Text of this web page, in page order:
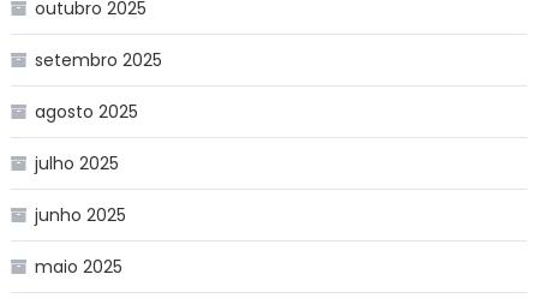
outubro 2025
setembro 2025
agosto 2025
julho 2025
junho 2025
maio 2025